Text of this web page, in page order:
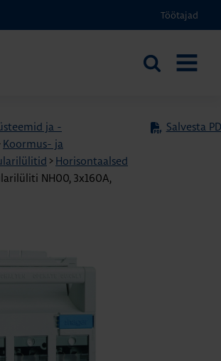
Töötajad
Otsi
ja -
Koormus- ja
> Horisontaalsed
NH00, 3x160A,
Salvesta